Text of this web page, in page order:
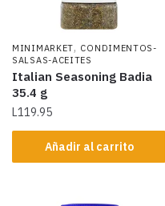
MINIMARKET, CONDIMENTOS-
SALSAS-ACEITES
Italian Seasoning Badia
35.4 g
L119.95
Añadir al carrito